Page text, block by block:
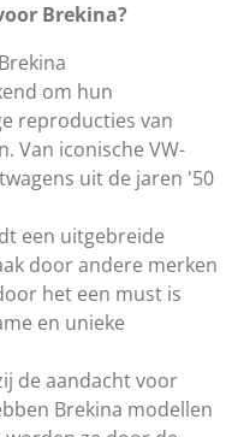
Brekina?
om hun
reproducties van
Van iconische VW-
uit de jaren '50
een uitgebreide
door andere merken
het een must is
en unieke
de aandacht voor
Brekina modellen